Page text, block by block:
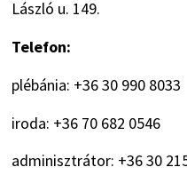
László u. 149.
Telefon:
plébánia: +36 30 990 8033
iroda: +36 70 682 0546
adminisztrátor: +36 30